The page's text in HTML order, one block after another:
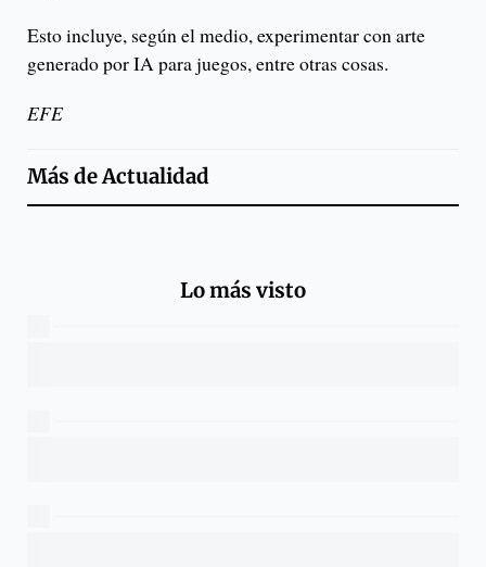
Esto incluye, según el medio, experimentar con arte
generado por IA para juegos, entre otras cosas.
EFE
Más deActualidad
Lo más visto